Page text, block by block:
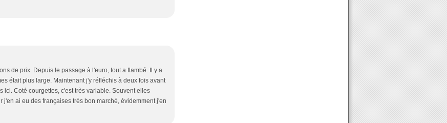
de prix. Depuis le passage à l'euro, tout a flambé. Il y a
était plus large. Maintenant j'y réfléchis à deux fois avant
ici. Coté courgettes, c'est très variable. Souvent elles
j'en ai eu des françaises très bon marché, évidemment j'en